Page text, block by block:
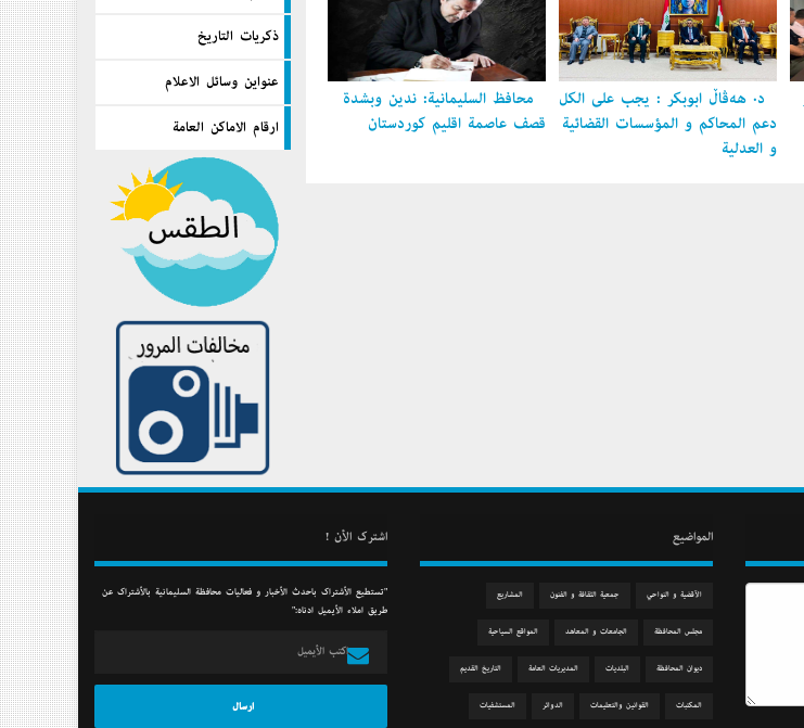
ذكريات التاريخ
عنواين وسائل الاعلام
ارقام الاماكن العامة
محافظ السليمانية: ندين وبشدة
قصف عاصمة إقليم كوردستان
د. هەڤاڵ أبوبكر : يجب على الكل
دعم المحاكم و المؤسسات القضائية
و العدلية
أشترك الأن !
"تستطيع الأشتراك بأحدث الأخبار و فعاليات محافظة السليمانية بالأشتراك عن
طريق أملاء الأيميل أدناه:"
المواضيع
الآقضية و النواحي جمعیة الثقافة و الفنون المشاريع
مجلس المحافظة الجامعات و المعاهد المواقع السياحية
دیوان المحافظة البلديات المديريات العامة التاريخ القديم
المكتبات القوانين والتعليمات الدوائر المستشفيات